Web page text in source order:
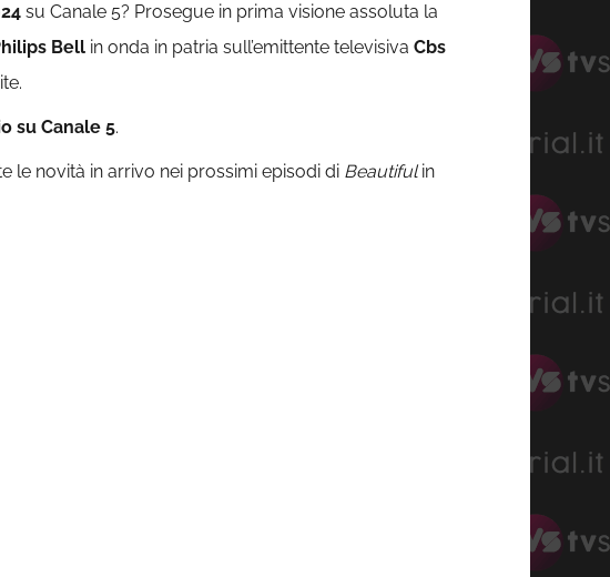
su Canale 5? Prosegue in prima visione assoluta la
Bell in onda in patria sull’emittente televisiva Cbs
su Canale 5.
le novità in arrivo nei prossimi episodi di Beautifulin